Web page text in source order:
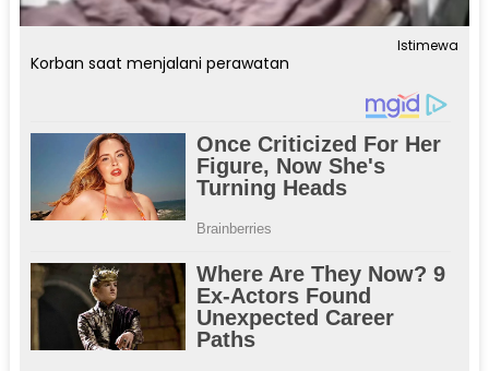
Istimewa
Korban saat menjalani perawatan